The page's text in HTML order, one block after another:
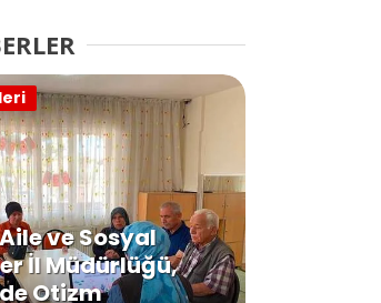
ve Sosyal
İl Müdürlüğü,
Otizm